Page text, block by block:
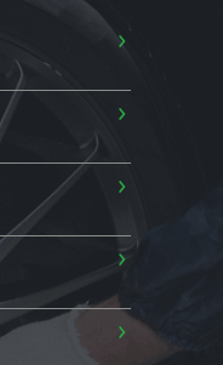
›
›
›
›
›